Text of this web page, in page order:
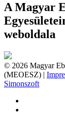
A Magyar
weboldala
© 2026 Magyar
(MEOESZ) |
Simonszoft